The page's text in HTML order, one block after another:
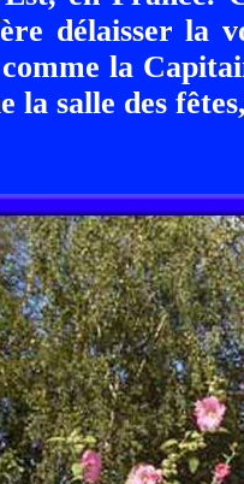
délaisser la
la
la salle des